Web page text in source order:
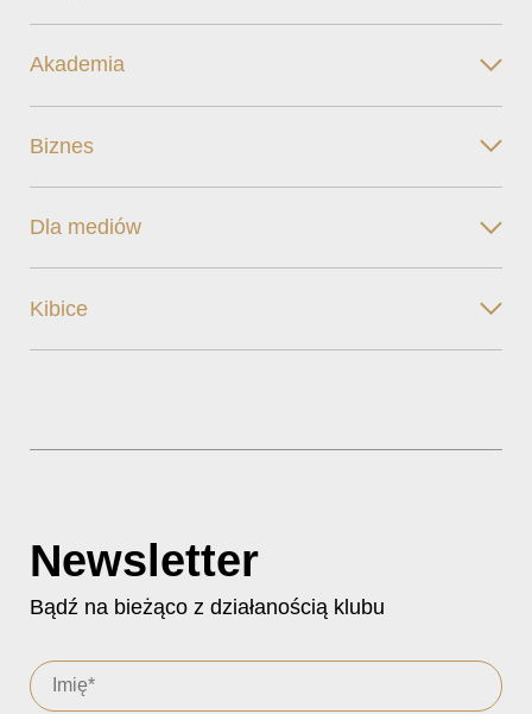
Akademia
Biznes
Dla mediów
Kibice
Newsletter
Bądź na bieżąco z działanością klubu